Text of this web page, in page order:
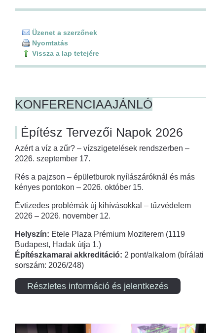
Üzenet a szerzőnek
Nyomtatás
Vissza a lap tetejére
KONFERENCIAAJÁNLÓ
Építész Tervezői Napok 2026
Azért a víz a zűr? – vízszigetelések rendszerben –
2026. szeptember 17.
Rés a pajzson – épületburok nyílászáróknál és más
kényes pontokon – 2026. október 15.
Évtizedes problémák új kihívásokkal – tűzvédelem
2026 – 2026. november 12.
Helyszín: Etele Plaza Prémium Moziterem (1119
Budapest, Hadak útja 1.)
Építészkamarai akkreditáció: 2 pont/alkalom (bírálati
sorszám: 2026/248)
Részletes információ és jelentkezés